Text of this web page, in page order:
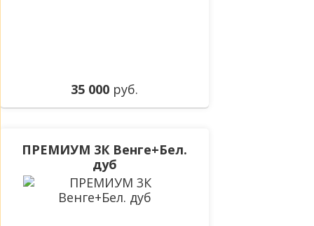
35 000 руб.
ПРЕМИУМ 3К Венге+Бел.
дуб